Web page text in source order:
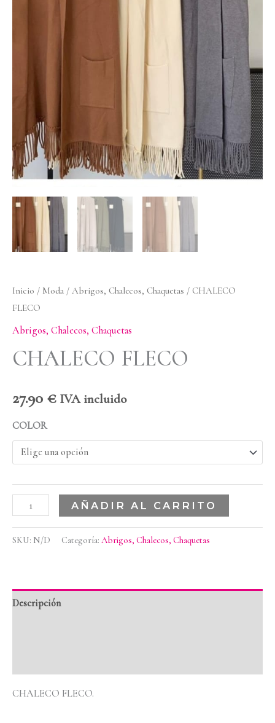
Inicio / Moda / Abrigos, Chalecos, Chaquetas / CHALECO
FLECO
Abrigos, Chalecos, Chaquetas
CHALECO FLECO
27.90 € IVA incluido
COLOR
AÑADIR AL CARRITO
SKU: N/D Categoría: Abrigos, Chalecos, Chaquetas
Descripción
CHALECO FLECO.